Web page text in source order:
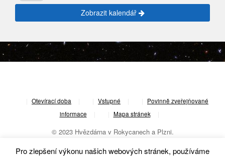
Zobrazit kalendář
Otevírací doba Vstupné
Povinně zveřejňované
informace
Mapa stránek
© 2023 Hvězdárna v Rokycanech a Plzni.
Pro zlepšení výkonu našich webových stránek, používáme